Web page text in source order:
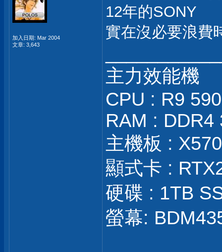
加入日期: Mar 2004
文章: 3,643
12年的SONY
實在沒必要浪費
主力效能機
CPU : R9
RAM : DDR4
主機板 :
顯式卡 :
硬碟 : 1TB
螢幕: